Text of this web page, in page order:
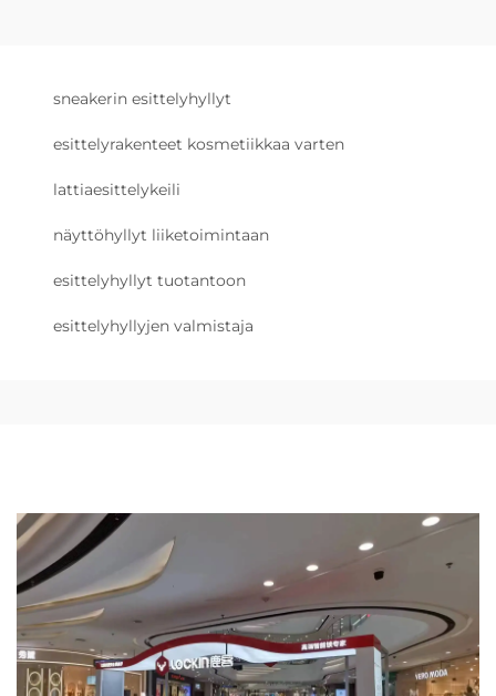
sneakerin esittelyhyllyt
esittelyrakenteet kosmetiikkaa varten
lattiaesittelykeili
näyttöhyllyt liiketoimintaan
esittelyhyllyt tuotantoon
esittelyhyllyjen valmistaja